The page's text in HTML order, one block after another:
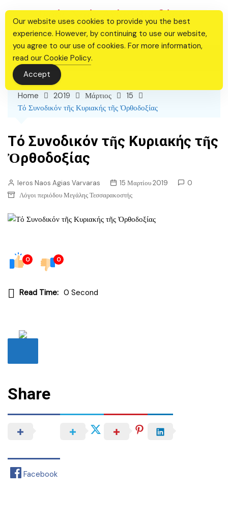
content
Ιερός Ναός Αγίας Βαρβάρας
Θεσσαλονίκης
Home 2019 Μάρτιος
15
Τό Συνοδικόν τῆς Κυριακής τῆς Ὀρθοδοξίας
Τό Συνοδικόν τῆς Κυριακής τῆς
Ὀρθοδοξίας
Ieros Naos Agias Varvaras 15 Μαρτίου 2019
0
Λόγοι περιόδου Μεγάλης Τεσσαρακοστής
0 0
Read Time: 0 Second
Share
Facebook
Our website uses cookies to provide you the best
experience. However, by continuing to use our website,
you agree to our use of cookies. For more information,
read our Cookie Policy.
Accept